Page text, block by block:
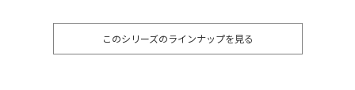
このシリーズのラインナップを見る